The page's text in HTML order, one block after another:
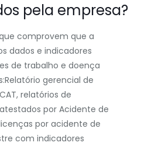
pela empresa?
comprovem que a
dados e indicadores
de trabalho e doença
gerencial de
relatórios de
por Acidente de
por acidente de
com indicadores